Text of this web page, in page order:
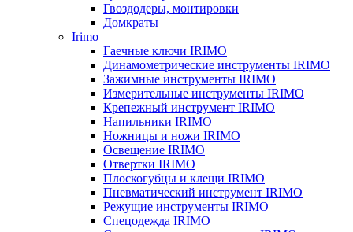
Гвоздодеры, монтировки
Домкраты
Irimo
Гаечные ключи IRIMO
Динамометрические инструменты IRIMO
Зажимные инструменты IRIMO
Измерительные инструменты IRIMO
Крепежный инструмент IRIMO
Напильники IRIMO
Ножницы и ножи IRIMO
Освещение IRIMO
Отвертки IRIMO
Плоскогубцы и клещи IRIMO
Пневматический инструмент IRIMO
Режущие инструменты IRIMO
Спецодежда IRIMO